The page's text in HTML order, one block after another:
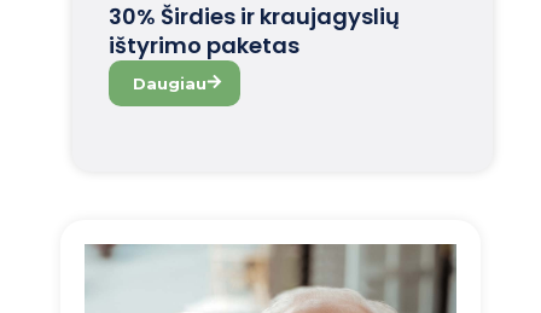
30% Širdies ir kraujagyslių
ištyrimo paketas
Daugiau